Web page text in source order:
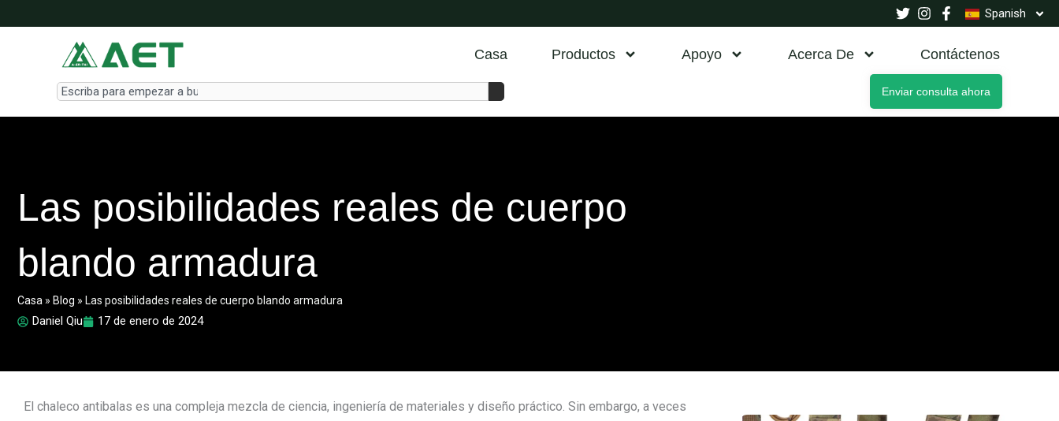
al
Spanish
Casa Productos Apoyo Acerca De Contáctenos
Search Enviar consulta ahora
Las posibilidades reales de cuerpo
blando armadura
Casa » Blog » Las posibilidades reales de cuerpo blando armadura
Daniel Qiu 17 de enero de 2024
El chaleco antibalas es una compleja mezcla de ciencia, ingeniería de materiales y diseño práctico. Sin embargo, a veces